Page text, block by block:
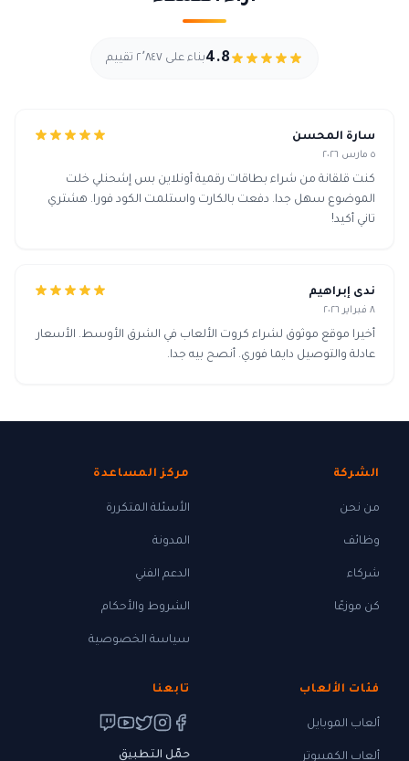
4.8بناء على ٢٬٨٤٧ تقييم
سارة المحسن
٥ مارس ٢٠٢٦
كنت قلقانة من شراء بطاقات رقمية أونلاين بس إشحنلي خلت
الموضوع سهل جدا. دفعت بالكارت واستلمت الكود فورا. هشتري
تاني أكيد!
ندى إبراهيم
٨ فبراير ٢٠٢٦
أخيرا موقع موثوق لشراء كروت الألعاب في الشرق الأوسط. الأسعار
عادلة والتوصيل دايما فوري. أنصح بيه جدا.
الشركة
من نحن
وظائف
شركاء
كن موزعًا
مركز المساعدة
الأسئلة المتكررة
المدونة
الدعم الفني
الشروط والأحكام
سياسة الخصوصية
فئات الألعاب
ألعاب الموبايل
ألعاب الكمبيوتر
تابعنا
حمّل التطبيق